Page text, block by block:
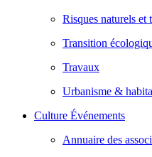
Risques naturels et
Transition
Travaux
Urbanisme &
Culture Événements
Annuaire des